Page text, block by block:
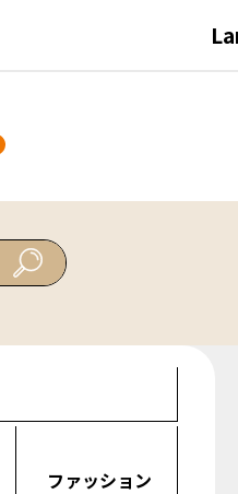
ファッション